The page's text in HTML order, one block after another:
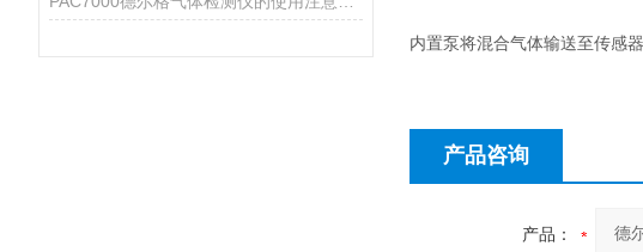
内置泵将混合气体输送至传感
产品咨询
产品：